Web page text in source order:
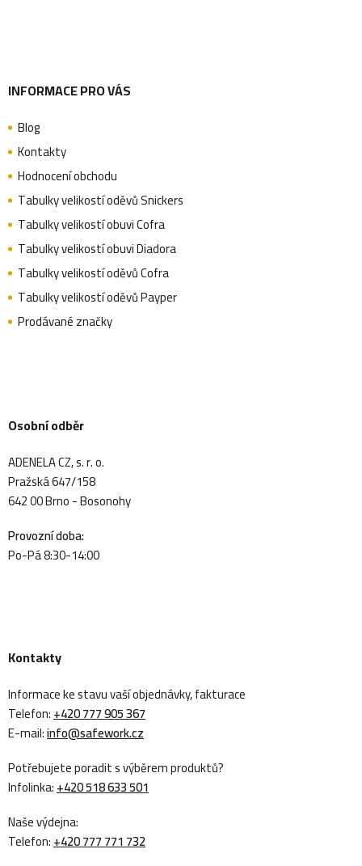
INFORMACE PRO VÁS
Blog
Kontakty
Hodnocení obchodu
Tabulky velikostí oděvů Snickers
Tabulky velikostí obuvi Cofra
Tabulky velikostí obuvi Diadora
Tabulky velikostí oděvů Cofra
Tabulky velikostí oděvů Payper
Prodávané značky
Osobní odběr
ADENELA CZ, s. r. o.
Pražská 647/158
642 00 Brno - Bosonohy
Provozní doba:
Po-Pá 8:30-14:00
Kontakty
Informace ke stavu vaší objednávky, fakturace
Telefon:+420 777 905 367
E-mail:info@safework.cz
Potřebujete poradit s výběrem produktů?
Infolinka:+420 518 633 501
Naše výdejna:
Telefon:+420 777 771 732